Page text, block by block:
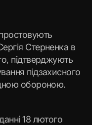
Стерненка в
підтверджують
підзахисного
обороною.
18 лютого